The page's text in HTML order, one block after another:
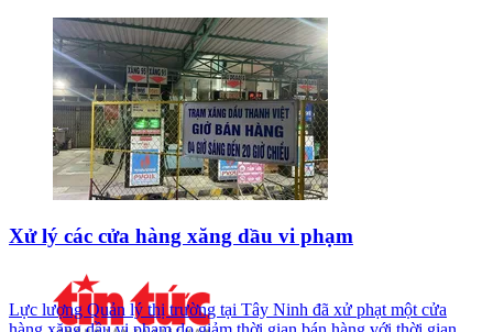
Xử lý các cửa hàng xăng dầu vi phạm
Lực lượng Quản lý thị trường tại Tây Ninh đã xử phạt một cửa